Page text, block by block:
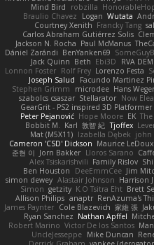
Mind Bird
robzilla
Braulio Chavez
Logan Wutata
Courtney Xenith Francky Tang
Carlos Abraham Gutiérrez Solis
Jackson N. Rocha Paul McManus
Dániel Zarándi BenYanken69
Jack Quinn Beth Ebi3D RVA
Lonnon Foster Rolf Frey Lorenzo Festa
Joseph Salud
Facundo Martinez
Stephen Grimm
microdee Hans
szabolcs csaszar Stellarator Now
GearGrit - PS2 inspired 3D
Peter Pejanović Hope Moore EK
Bobbit M. Karl 敦智 紀 Tjoffex
Mat (M5X11) Izabella Dębek john
Cameron 'CSD' Dickson Maurice LeDoux
준현 이 Jorn Bakker Lloros Sarano
Alex Tsiskarishvili Family Rislov
Ben Houston
DeeEmmCee Jim
simon dewey Alastair Johnson Harrison
Simon getzity K.O Tsitra Eht Brett
Allison Philips anaptr RenAzuma's
James Paynter Cole Blazevich 家維 張
Ryan Sanchez Nathan Apffel
Robert Marino Victor De los Santos
UncleJesseppe Mike Duncan